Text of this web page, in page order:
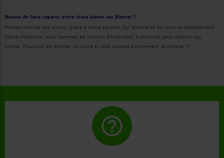
Besoin de faire réparer votre store banne sur Bihorel ?
Prenez soin de vos stores, grâce à notre service. Sur Bihorel et sur tout le département
Seine-Maritime, nous sommes en mesure d’intervenir à domicile pour réparer vos
stores. Pourquoi en acheter un autre si vous pouvez simplement le réparer ?
help_outline